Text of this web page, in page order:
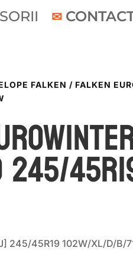
FALKEN / FALKEN
245/45R19 102W/XL/D/B/